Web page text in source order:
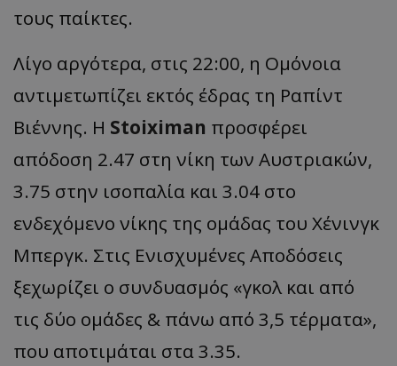
τους παίκτες.
Λίγο αργότερα, στις 22:00, η Ομόνοια
αντιμετωπίζει εκτός έδρας τη Ραπίντ
Βιέννης. Η Stoiximan προσφέρει
απόδοση 2.47 στη νίκη των Αυστριακών,
3.75 στην ισοπαλία και 3.04 στο
ενδεχόμενο νίκης της ομάδας του Χένινγκ
Μπεργκ. Στις Ενισχυμένες Αποδόσεις
ξεχωρίζει ο συνδυασμός «γκολ και από
τις δύο ομάδες & πάνω από 3,5 τέρματα»,
που αποτιμάται στα 3.35.